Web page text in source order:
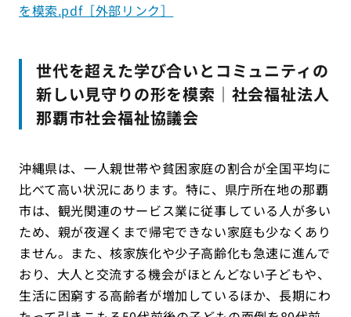
を模索.pdf［外部リンク］
世代を超えた学び合いとコミュニティの
新しい見守りの形を模索｜社会福祉法人
那覇市社会福祉協議会
沖縄県は、一人親世帯や貧困家庭の割合が全国平均に
比べて高い状況にあります。特に、県庁所在地の那覇
市は、観光関連のサービス業に従事している人が多い
ため、親が夜遅くまで帰宅できない家庭も少なくあり
ません。また、核家族化や少子高齢化も急速に進んで
おり、大人と交流する機会がほとんどない子どもや、
生活に困窮する高齢者が増加しているほか、長期にわ